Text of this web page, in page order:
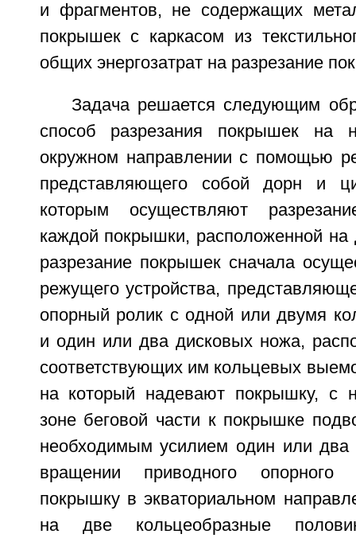
и фрагментов, не содержащих
покрышек с каркасом из
общих энергозатрат на разрезание
Задача решается следующим
способ разрезания покрышек на
окружном направлении с помощью
представляющего собой дорн и
которым осуществляют
каждой покрышки, расположенной
разрезание покрышек сначала
режущего устройства,
опорный ролик с одной или двумя
и один или два дисковых ножа,
соответствующих им кольцевых
на который надевают покрышку, с
зоне беговой части к покрышке
необходимым усилием один или два
вращении приводного опорного
покрышку в экваториальном
на две кольцеобразные